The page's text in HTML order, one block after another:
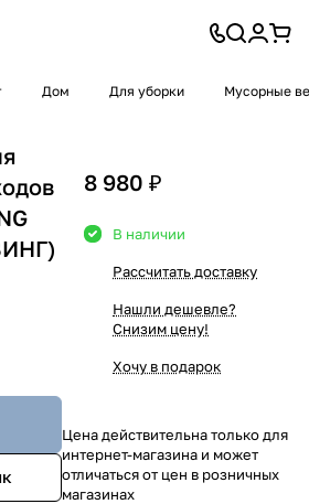
Дом Для уборки Мусорные
8 980 ₽
В наличии
Рассчитать доставку
Нашли дешевле?
Снизим цену!
Хочу в подарок
Цена действительна только для
интернет-магазина и может
отличаться от цен в розничных
магазинах